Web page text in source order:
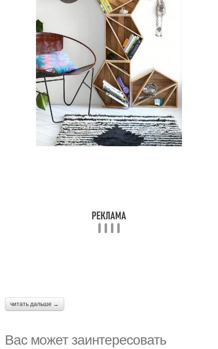
читать дальше →
Вас может заинтересовать